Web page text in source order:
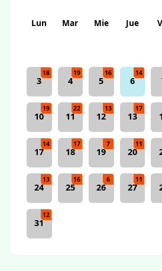
Lun Mar Mie Jue
3
18
4
19
5
16
6
14
10
19
11
22
12
13
13
17
17
14
18
17
19
7
20
11
24
13
25
16
26
6
27
11
31
12